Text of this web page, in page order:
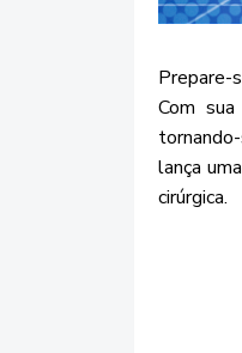
Prepare-
Com
lança
cirúrgica.